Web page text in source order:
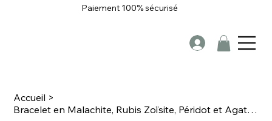
Paiement 100% sécurisé
Accueil >
Bracelet en Malachite, Rubis Zoïsite, Péridot et Agate & Trèfle Agate verte